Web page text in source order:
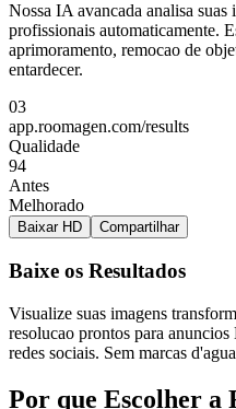
Nossa IA avancada analisa
profissionais automaticamente.
aprimoramento, remocao de
entardecer.
03
app.roomagen.com/results
Qualidade
94
Antes
Melhorado
Baixar HD Compartilhar
Baixe os Resultados
Visualize suas imagens
resolucao prontos para
redes sociais. Sem marcas
Por que Escolher a